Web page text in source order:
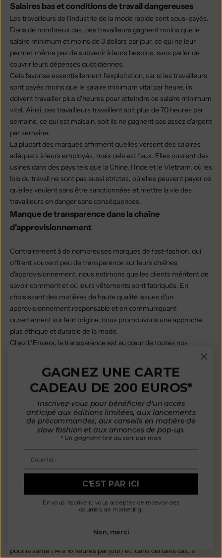
Salaires bas et conditions de travail dangereuses
Les travailleurs de l'industrie de la mode rapide sont sous-payés.
Dans de nombreux cas, ces travailleurs gagnent moins que le
salaire minimum et moins de 3 dollars par jour, ce qui ne leur
permet même pas de subvenir à leurs besoins, sans parler de
couvrir leurs dépenses quotidiennes.
Cela favorise essentiellement l'exploitation, car si les travailleurs
sont payés moins que le salaire minimum vital par heure, ils
doivent travailler plus d'heures pour atteindre ce salaire minimum
vital. Ainsi, ces travailleurs travaillent soit plus de 70 heures par
semaine, ce qui est malsain, soit ils ne gagnent pas assez d'argent
par semaine.
La plupart des marques affirment qu'elles versent des salaires
adéquats à leurs employés, mais cela est faux. Elles ouvrent des
usines dans des pays tels que la Chine, l'Inde et le Vietnam, où les
lois du travail ne sont pas aussi strictes, où elles peuvent payer ce
qu'elles veulent sans être sanctionnées et mettre la vie des
travailleurs en danger sans conséquences.
Manque de transparence dans la chaîne
d'approvisionnement
Contrairement à de nombreuses marques de fast-fashion, qui
offrent souvent peu de transparence sur leurs chaînes
d'approvisionnement, nous estimons que les clients méritent de
savoir comment et où leurs vêtements sont fabriqués. En
choisissant des matières de haute qualité issues d'un
approvisionnement responsable et en communiquant
ouvertement sur leur origine, nous promouvons une approche
plus éthique et durable de la mode.
Chez L’Envers, la transparence est au cœur de toutes nos
activités. Sur notre site Internet, vous pouvez découvrir où sont
naturelles que nous utilisons, notammentla laine de mérinos
mohairou encorele coton biologique.
En août 2025, Giorgio Armani s'est vu infliger une amende de 3,5
millions d'euros, les autorités de régulation ayant estimé que
l'entreprise les avait induites en erreur dans ses rapports sur la
responsabilité sociale ; elles ont indiqué que ces rapports ne
fournisseurs.
Pression de surproduction sur les fabricants
La forte demande en vêtements soumet les fabricants à une
pression constante. Cela les oblige à produire en grande série.
Cela permet de remplir les entrepôts afin d'assurer un
fabricants à faire l'impasse sur la sécurité, obligeant les
pour la santé (14 à 16 heures par jour) et, dans certains cas, à
GAGNEZ UNE CARTE
CADEAU DE 200 EUROS*
Inscrivez-vous pour bénéficier d'un accès
anticipé aux éditions limitées, aux lancements
de précommandes, aux conseils en matière de
slow fashion et aux annonces de pop-up.
* Un gagnant tiré au sort par mois
C'EST PAR ICI
En vous inscrivant, vous acceptez de recevoir des
courriels de marketing.
Non, merci